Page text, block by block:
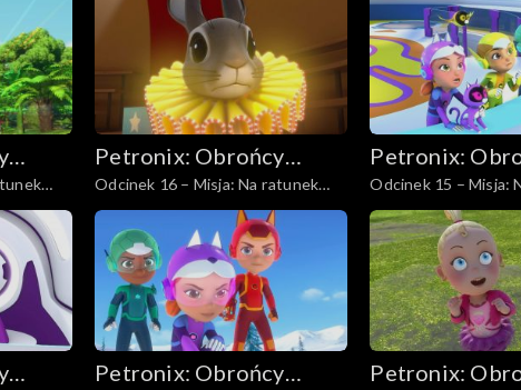
Petronix: Obrońcy
zwierząt
Odcinek 16 – Misja: Na ratunek
królikowi
Petronix:
zwierząt
Odcinek 15 – Misja:
liskowi
Petronix: Obrońcy
Petronix: